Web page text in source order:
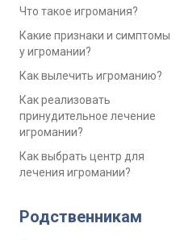
Что такое игромания?
Какие признаки и симптомы
у игромании?
Как вылечить игроманию?
Как реализовать
принудительное лечение
игромании?
Как выбрать центр для
лечения игромании?
Родственникам